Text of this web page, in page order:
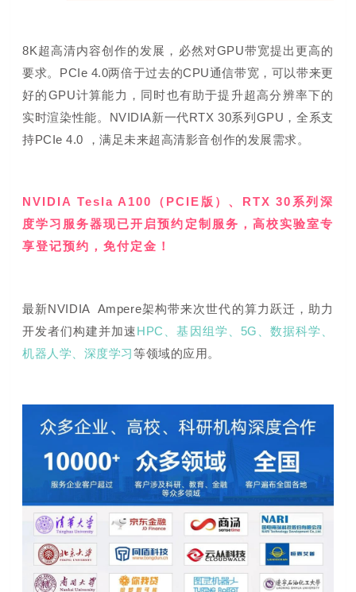
8K超高清内容创作的发展，必然对GPU带宽提出更高的
要求。 PCIe 4.0两倍于过去的CPU通信带宽，可以带来更
好的GPU计算能力，同时也有助于提升超高分辨率下的
实时渲染性能。 NVIDIA新一代RTX 30系列GPU，全系支
持PCIe 4.0 ，满足未来超高清影音创作的发展需求。
NVIDIA Tesla A100（PCIE版）、RTX 30系列深
度学习服务器现已开启预约定制服务 ，高校实验室专
享登记预约，免付定金！
最新NVIDIA Ampere架构带来次世代的算力跃迁，助力
开发者们构建并加速HPC、基因组学、5G、数据科学、
机器人学、深度学习等领域的应用。